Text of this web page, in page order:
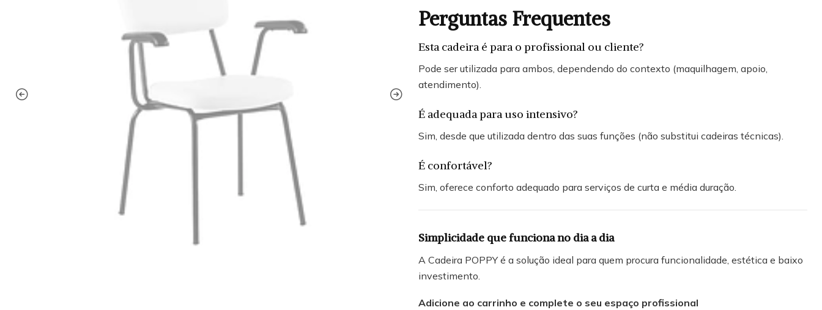
Perguntas Frequentes
Esta cadeira é para o profissional ou cliente?
Pode ser utilizada para ambos, dependendo do contexto (maquilhagem, apoio,
atendimento).
É adequada para uso intensivo?
Sim, desde que utilizada dentro das suas funções (não substitui cadeiras técnicas).
É confortável?
Sim, oferece conforto adequado para serviços de curta e média duração.
Simplicidade que funciona no dia a dia
A Cadeira POPPY é a solução ideal para quem procura funcionalidade, estética e baixo
investimento.
Adicione ao carrinho e complete o seu espaço profissional